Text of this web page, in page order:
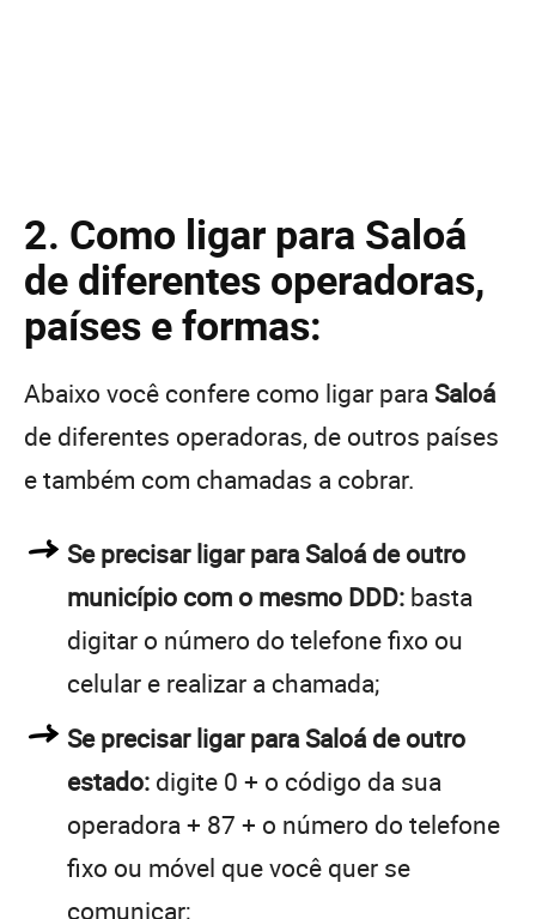
2. Como ligar para Saloá
de diferentes operadoras,
países e formas:
Abaixo você confere como ligar para Saloá
de diferentes operadoras, de outros países
e também com chamadas a cobrar.
Se precisar ligar para Saloá de outro
município com o mesmo DDD: basta
digitar o número do telefone fixo ou
celular e realizar a chamada;
Se precisar ligar para Saloá de outro
estado: digite 0 + o código da sua
operadora + 87 + o número do telefone
fixo ou móvel que você quer se
comunicar;